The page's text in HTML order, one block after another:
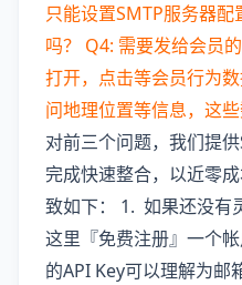
只能设置SMTP服务器
吗？ Q4: 需要发给会员
打开，点击等会员行为
问地理位置等信息，这
对前三个问题，我们提
完成快速整合，以近零
致如下： 1. 如果还没有
这里『免费注册』一个
的API Key可以理解为邮